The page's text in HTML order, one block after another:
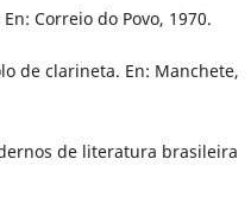
Correio do Povo, 1970.
de clarineta. En: Manchete,
de literatura brasileira